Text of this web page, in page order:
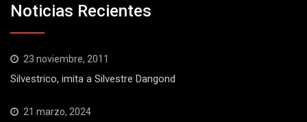
Noticias Recientes
23 noviembre, 2011
Silvestrico, imita a Silvestre Dangond
21 marzo, 2024